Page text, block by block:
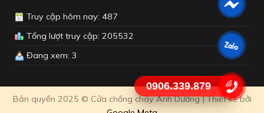
Truy cập hôm nay: 487
Tổng lượt truy cập: 205532
Đang xem: 3
Bản quyền 2025 © Cửa chống cháy Ánh Dương | Thiết kế bởi
0906.339.879